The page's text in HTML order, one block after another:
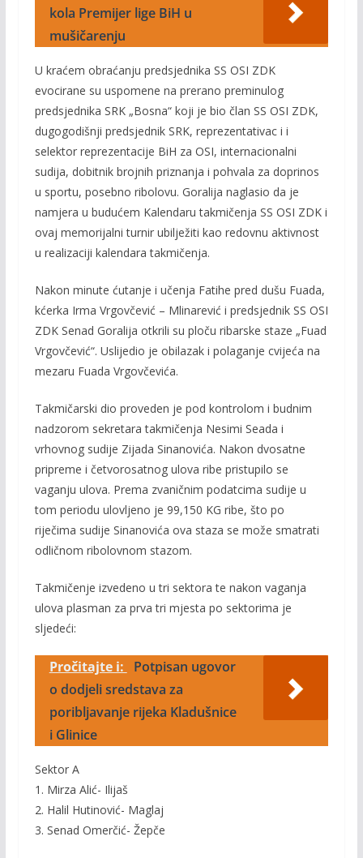
kola Premijer lige BiH u
mušičarenju
U kraćem obraćanju predsjednika SS OSI ZDK
evocirane su uspomene na prerano preminulog
predsjednika SRK „Bosna“ koji je bio član SS OSI ZDK,
dugogodišnji predsjednik SRK, reprezentativac i i
selektor reprezentacije BiH za OSI, internacionalni
sudija, dobitnik brojnih priznanja i pohvala za doprinos
u sportu, posebno ribolovu. Goralija naglasio da je
namjera u budućem Kalendaru takmičenja SS OSI ZDK i
ovaj memorijalni turnir ubilježiti kao redovnu aktivnost
u realizaciji kalendara takmičenja.
Nakon minute ćutanje i učenja Fatihe pred dušu Fuada,
kćerka Irma Vrgovčević – Mlinarević i predsjednik SS OSI
ZDK Senad Goralija otkrili su ploču ribarske staze „Fuad
Vrgovčević“. Uslijedio je obilazak i polaganje cvijeća na
mezaru Fuada Vrgovčevića.
Takmičarski dio proveden je pod kontrolom i budnim
nadzorom sekretara takmičenja Nesimi Seada i
vrhovnog sudije Zijada Sinanovića. Nakon dvosatne
pripreme i četvorosatnog ulova ribe pristupilo se
vaganju ulova. Prema zvaničnim podatcima sudije u
tom periodu ulovljeno je 99,150 KG ribe, što po
riječima sudije Sinanovića ova staza se može smatrati
odličnom ribolovnom stazom.
Takmičenje izvedeno u tri sektora te nakon vaganja
ulova plasman za prva tri mjesta po sektorima je
sljedeći:
Pročitajte i:
Potpisan ugovor
o dodjeli sredstava za
poribljavanje rijeka Kladušnice
i Glinice
Sektor A
1. Mirza Alić- Ilijaš
2. Halil Hutinović- Maglaj
3. Senad Omerčić- Žepče